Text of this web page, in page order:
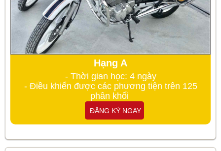
Hạng A
- Thời gian học: 4 ngày
- Điều khiển được các phương tiện trên 125
phân khối
ĐĂNG KÝ NGAY